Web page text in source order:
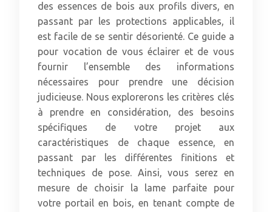
des essences de bois aux profils divers, en
passant par les protections applicables, il
est facile de se sentir désorienté. Ce guide a
pour vocation de vous éclairer et de vous
fournir l’ensemble des informations
nécessaires pour prendre une décision
judicieuse. Nous explorerons les critères clés
à prendre en considération, des besoins
spécifiques de votre projet aux
caractéristiques de chaque essence, en
passant par les différentes finitions et
techniques de pose. Ainsi, vous serez en
mesure de choisir la lame parfaite pour
votre portail en bois, en tenant compte de